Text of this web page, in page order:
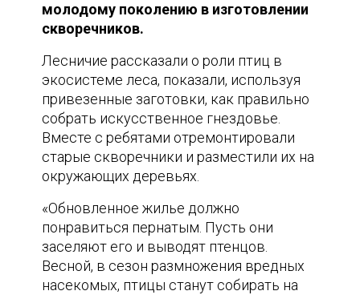
молодому поколению в изготовлении
скворечников.
Лесничие рассказали о роли птиц в
экосистеме леса, показали, используя
привезенные заготовки, как правильно
собрать искусственное гнездовье.
Вместе с ребятами отремонтировали
старые скворечники и разместили их на
окружающих деревьях.
«Обновленное жилье должно
понравиться пернатым. Пусть они
заселяют его и выводят птенцов.
Весной, в сезон размножения вредных
насекомых, птицы станут собирать на